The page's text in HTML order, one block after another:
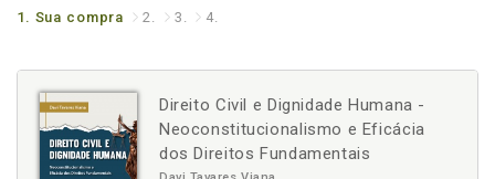
1. Sua compra 2. 3. 4.
Direito Civil e Dignidade Humana -
Neoconstitucionalismo e Eficácia
dos Direitos Fundamentais